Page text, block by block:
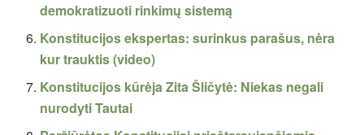
demokratizuoti rinkimų sistemą
Konstitucijos ekspertas: surinkus parašus, nėra
kur trauktis (video)
Konstitucijos kūrėja Zita Šličytė: Niekas negali
nurodyti Tautai